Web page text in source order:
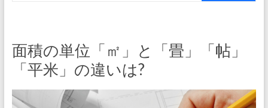
面積の単位「㎡」と「畳」「帖」
「平米」の違いは?